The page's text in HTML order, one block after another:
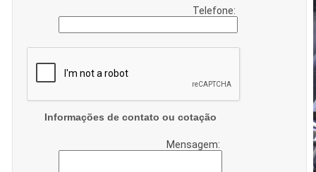
Telefone:
Informações de contato ou cotação
Mensagem: